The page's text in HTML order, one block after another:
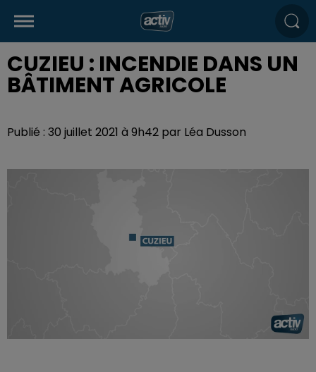
CUZIEU : INCENDIE DANS UN
BÂTIMENT AGRICOLE
Publié : 30 juillet 2021 à 9h42 par Léa Dusson